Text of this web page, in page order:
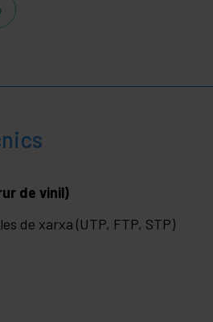
de vinil)
de xarxa (UTP, FTP, STP)